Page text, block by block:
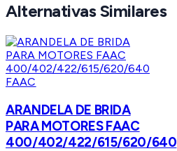
Alternativas Similares
FAAC
ARANDELA DE BRIDA
PARA MOTORES FAAC
400/402/422/615/620/640